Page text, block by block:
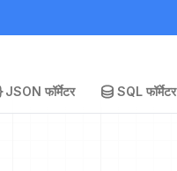
JSON फॉर्मेटर SQL फॉर्मेटर